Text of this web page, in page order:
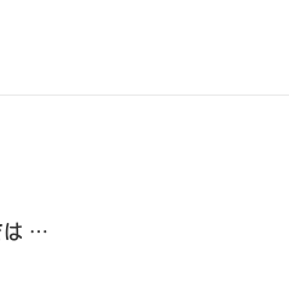
は …